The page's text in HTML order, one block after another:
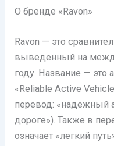
О бренде «Ravon»
Ravon — это
выведенный на
году. Название — это
«Reliable Active
перевод: «надёжный
дороге»). Также в
означает «легкий